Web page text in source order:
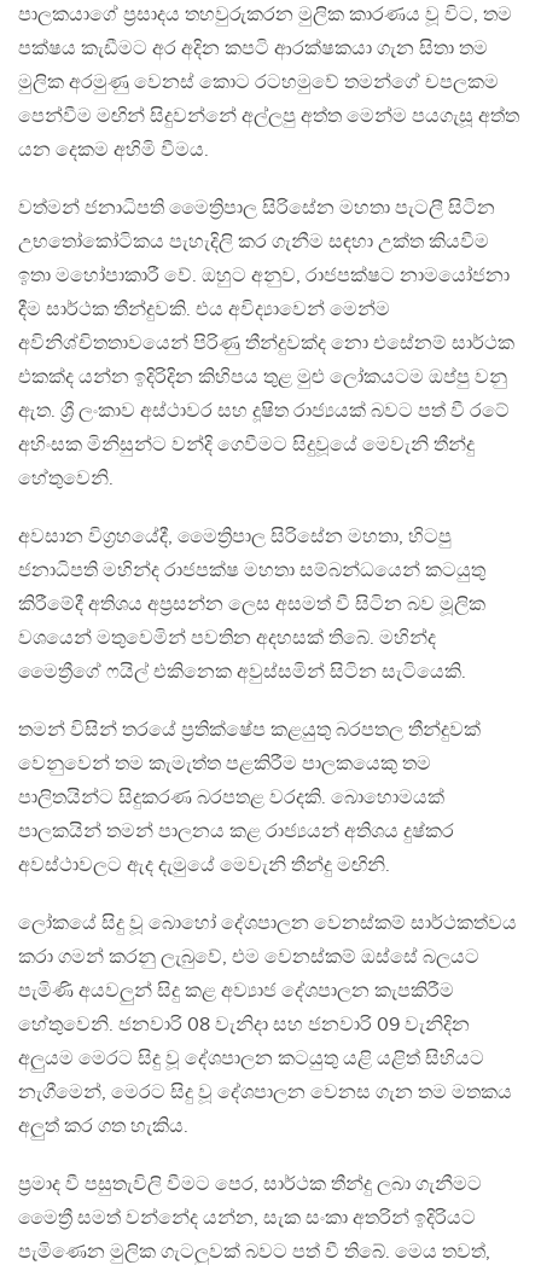
පාලකයාගේ ප්‍රසාදය තහවුරුකරන මුලික කාරණය වූ විට, තම
පක්ෂය කැඩීමට අර අදින කපටි ආරක්ෂකයා ගැන සිතා තම
මුලික අරමුණු වෙනස් කොට රටහමුවේ තමන්ගේ චපලකම
පෙන්වීම මඟින් සිදුවන්නේ අල්ලපු අත්ත මෙන්ම පයගැසූ අත්ත
යන දෙකම අහිමි වීමය.
වත්මන් ජනාධිපති මෛත්‍රිපාල සිරිසේන මහතා පැටලී සිටින
උභතෝකෝටිකය පැහැදිලි කර ගැනීම සඳහා උක්ත කියවීම
ඉතා මහෝපාකාරී වේ. ඔහුට අනුව, රාජපක්ෂට නාමයෝජනා
දීම සාර්ථක තීන්දුවකි. එය අවිද්‍යාවෙන් මෙන්ම
අවිනිශ්චිතතාවයෙන් පිරිණු තීන්දුවක්ද නො එසේනම් සාර්ථක
එකක්ද යන්න ඉදිරිදින කිහිපය තුළ මුළු ලෝකයටම ඔප්පු වනු
ඇත. ශ්‍රී ලංකාව අස්ථාවර සහ දූෂිත රාජ්‍යයක් බවට පත් වී රටේ
අහිංසක මිනිසුන්ට වන්දි ගෙවීමට සිදුවූයේ මෙවැනි තීන්දු
හේතුවෙනි.
අවසාන විග්‍රහයේදී, මෛත්‍රිපාල සිරිසේන මහතා, හිටපු
ජනාධිපති මහින්ද රාජපක්ෂ මහතා සම්බන්ධයෙන් කටයුතු
කිරීමේදී අතිශය අප්‍රසන්න ලෙස අසමත් වී සිටින බව මූලික
වශයෙන් මතුවෙමින් පවතින අදහසක් තිබේ. මහින්ද
මෛත්‍රීගේ ෆයිල් එකිනෙක අවුස්සමින් සිටින සැටියෙකි.
තමන් විසින් තරයේ ප්‍රතික්ෂේප කළයුතු බරපතල තීන්දුවක්
වෙනුවෙන් තම කැමැත්ත පළකිරීම පාලකයෙකු තම
පාලිතයින්ට සිදුකරණ බරපතළ වරදකි. බොහොමයක්
පාලකයින් තමන් පාලනය කළ රාජ්‍යයන් අතිශය දුෂ්කර
අවස්ථාවලට ඇද දැමුයේ මෙවැනි තීන්දු මඟිනි.
ලෝකයේ සිදු වූ බොහෝ දේශපාලන වෙනස්කම් සාර්ථකත්වය
කරා ගමන් කරනු ලැබුවේ, එම වෙනස්කම් ඔස්සේ බලයට
පැමිණි අයවලුන් සිදු කළ අව්‍යාජ දේශපාලන කැපකිරීම
හේතුවෙනි. ජනවාරි 08 වැනිදා සහ ජනවාරි 09 වැනිදින
අලුයම මෙරට සිදු වූ දේශපාලන කටයුතු යළි යළිත් සිහියට
නැගීමෙන්, මෙරට සිදු වූ දේශපාලන වෙනස ගැන තම මතකය
අලුත් කර ගත හැකිය.
ප්‍රමාද වී පසුතැවිලි වීමට පෙර, සාර්ථක තීන්දු ලබා ගැනීමට
මෛත්‍රී සමත් වන්නේද යන්න, සැක සංකා අතරින් ඉදිරියට
පැමිණෙන මුලික ගැටලුවක් බවට පත් වී තිබේ. මෙය තවත්,